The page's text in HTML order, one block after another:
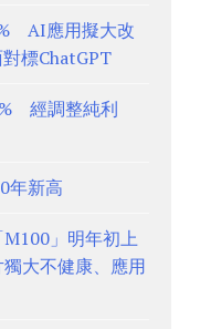
AI應用擬大改
標ChatGPT
經調整純利
年新高
」明年初上
大不健康、應用